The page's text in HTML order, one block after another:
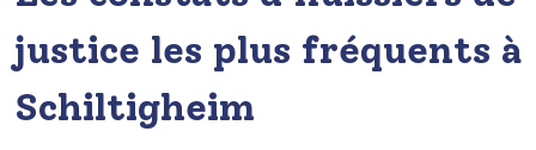
justice les plus fréquents à
Schiltigheim